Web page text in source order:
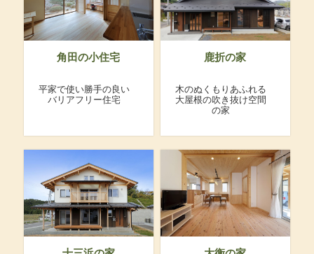
角田の小住宅
平家で使い勝手の良い
バリアフリー住宅
鹿折の家
木のぬくもりあふれる
大屋根の吹き抜け空間
の家